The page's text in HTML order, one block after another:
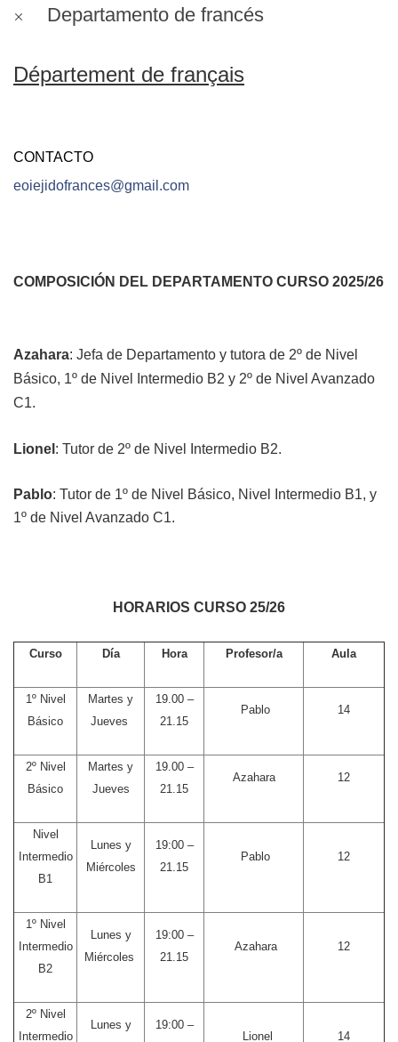
Departamento de francés
Département de français
CONTACTO
eoiejidofrances@gmail.com
COMPOSICIÓN DEL DEPARTAMENTO CURSO 2025/26
Azahara: Jefa de Departamento y tutora de 2º de Nivel
Básico, 1º de Nivel Intermedio B2 y 2º de Nivel Avanzado
C1.
Lionel : Tutor de 2º de Nivel Intermedio B2.
Pablo: Tutor de 1º de Nivel Básico, Nivel Intermedio B1, y
1º de Nivel Avanzado C1.
HORARIOS CURSO 25/26
Curso Día Hora Profesor/a Aula
1º Nivel
Básico
Martes y
Jueves
19.00 –
21.15
Pablo 14
2º Nivel
Básico
Martes y
Jueves
19.00 –
21.15
Azahara 12
Nivel
Intermedio
B1
Lunes y
Miércoles
19:00 –
21.15
Pablo 12
1º Nivel
Intermedio
B2
Lunes y
Miércoles
19:00 –
21.15
Azahara 12
2º Nivel
Intermedio
Lunes y
19:00 –
Lionel 14